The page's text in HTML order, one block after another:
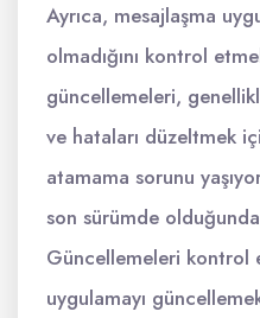
Ayrıca, mesajlaşma
olmadığını kontrol
güncellemeleri,
ve hataları düzeltmek
atamama sorunu
son sürümde
Güncellemeleri kontrol
uygulamayı